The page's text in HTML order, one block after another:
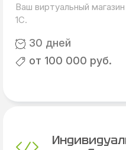
Ваш виртуальный
1С.
30 дней
от 100 000 руб.